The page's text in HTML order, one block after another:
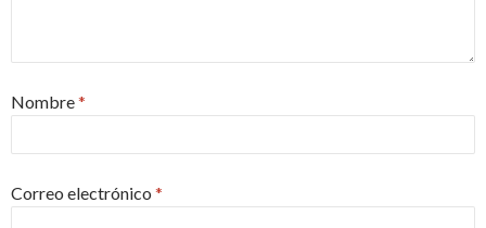
Nombre*
Correo electrónico *